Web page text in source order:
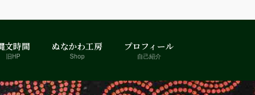
文時間
旧HP
ぬなかわ工房
Shop
プロフィール
自己紹介